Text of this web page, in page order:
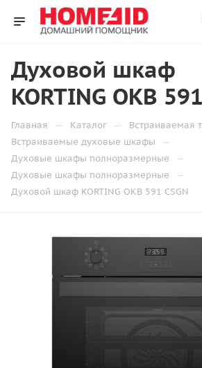
Духовой шкаф
KORTING OKB
Главная — Каталог — Встраиваемая
Встраиваемые духовые шкафы —
Духовые шкафы полноразмерные —
Духовые шкафы полноразмерные —
Духовой шкаф KORTING OKB 591 CSGN